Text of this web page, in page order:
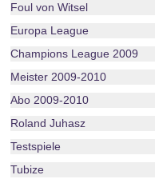
Foul von Witsel
Europa League
Champions League 2009
Meister 2009-2010
Abo 2009-2010
Roland Juhasz
Testspiele
Tubize